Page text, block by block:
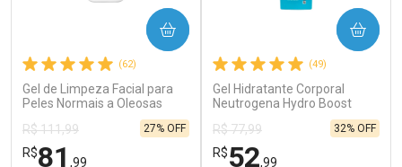
Comprar sem Desconto
Comprar sem Desconto
(62)
Gel de Limpeza Facial para
Peles Normais a Oleosas
R$ 111,99
R$81 ,99
27% OFF
COMPRAR
(49)
Gel Hidratante Corporal
Neutrogena Hydro Boost
R$ 77,99
R$52,99
32% OFF
COMPRAR